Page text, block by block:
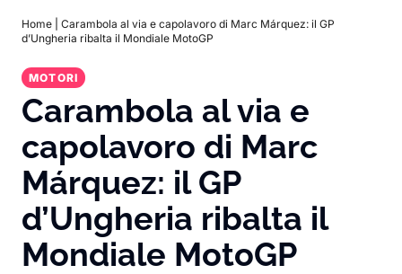
Home
Carambola al via e capolavoro di Marc Márquez: il GP
d’Ungheria ribalta il Mondiale MotoGP
MOTORI
Carambola al via e
capolavoro di Marc
Márquez: il GP
d’Ungheria ribalta il
Mondiale MotoGP